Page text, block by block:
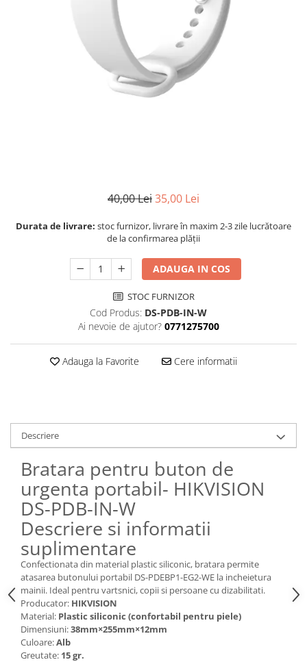
40,00 Lei35,00 Lei
Durata de livrare: stoc furnizor, livrare în maxim 2-3 zile lucrătoare
de la confirmarea plății
ADAUGA IN COS
STOC FURNIZOR
Cod Produs: DS-PDB-IN-W
Ai nevoie de ajutor? 0771275700
Adauga la Favorite Cere informatii
Descriere
Bratara pentru buton de
urgenta portabil- HIKVISION
DS-PDB-IN-W
Descriere si informatii
suplimentare
Confectionata din material plastic siliconic, bratara permite
atasarea butonului portabil DS-PDEBP1-EG2-WE la incheietura
mainii. Ideal pentru vartsnici, copii si persoane cu dizabilitati.
Producator: HIKVISION
Material: Plastic siliconic (confortabil pentru piele)
Dimensiuni:38mm×255mm×12mm
Culoare:Alb
Greutate: 15 gr.